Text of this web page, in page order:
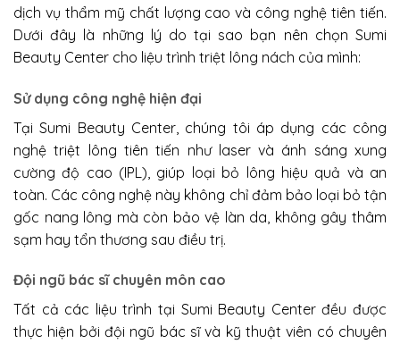
dịch vụ thẩm mỹ chất lượng cao và công nghệ tiên tiến.
Dưới đây là những lý do tại sao bạn nên chọn Sumi
Beauty Center cho liệu trình triệt lông nách của mình:
Sử dụng công nghệ hiện đại
Tại Sumi Beauty Center, chúng tôi áp dụng các công
nghệ triệt lông tiên tiến như laser và ánh sáng xung
cường độ cao (IPL), giúp loại bỏ lông hiệu quả và an
toàn. Các công nghệ này không chỉ đảm bảo loại bỏ tận
gốc nang lông mà còn bảo vệ làn da, không gây thâm
sạm hay tổn thương sau điều trị.
Đội ngũ bác sĩ chuyên môn cao
Tất cả các liệu trình tại Sumi Beauty Center đều được
thực hiện bởi đội ngũ bác sĩ và kỹ thuật viên có chuyên